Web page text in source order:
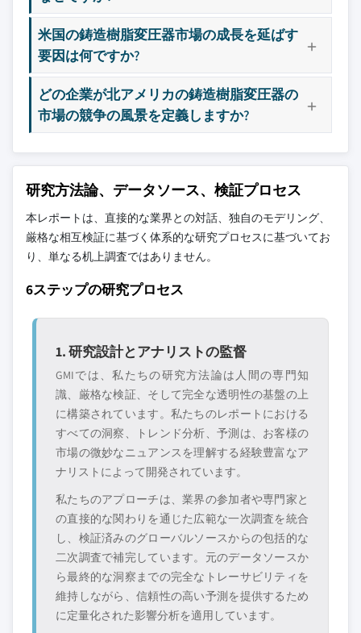
米国の鋳造樹脂変圧器市場の成長を延ばす
要因は何ですか?
どの企業が北アメリカの鋳造樹脂変圧器の
市場の競争の風景を定義しますか?
研究方法論、データソース、検証プロセス
本レポートは、直接的な業界との対話、独自のモデリング、
厳格な相互検証に基づく体系的な研究プロセスに基づいてお
り、単なる机上調査ではありません。
6ステップの研究プロセス
1. 研究設計とアナリストの監督
GMIでは、私たちの研究方法論は人間の専門知
識、厳格な検証、そして完全な透明性の基盤の上
に構築されています。私たちのレポートにおける
すべての洞察、トレンド分析、予測は、お客様の
市場の微妙なニュアンスを理解する経験豊富なア
ナリストによって開発されています。
私たちのアプローチは、業界の参加者や専門家と
の直接的な関わりを通じた広範な一次調査を統合
し、検証済みのグローバルソースからの包括的な
二次調査で補完しています。元のデータソースか
ら最終的な洞察までの完全なトレーサビリティを
維持しながら、信頼性の高い予測を提供するため
に定量化された影響分析を適用しています。